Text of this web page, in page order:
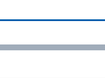
車種クラスのレンタカー（以